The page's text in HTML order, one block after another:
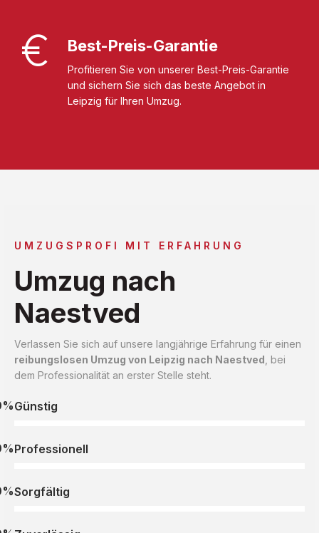
Best-Preis-Garantie
Profitieren Sie von unserer Best-Preis-Garantie
und sichern Sie sich das beste Angebot in
Leipzig für Ihren Umzug.
UMZUGSPROFI MIT ERFAHRUNG
Umzug nach
Naestved
Verlassen Sie sich auf unsere langjährige Erfahrung für einen
reibungslosen Umzug von Leipzig nach Naestved , bei
dem Professionalität an erster Stelle steht.
Günstig
Professionell
Sorgfältig